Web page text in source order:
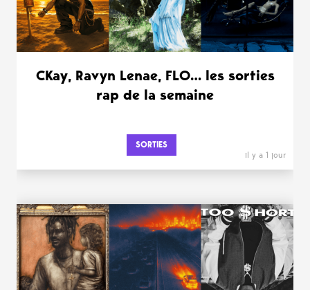
CKay, Ravyn Lenae, FLO… les sorties
rap de la semaine
SORTIES
il y a 1 jour